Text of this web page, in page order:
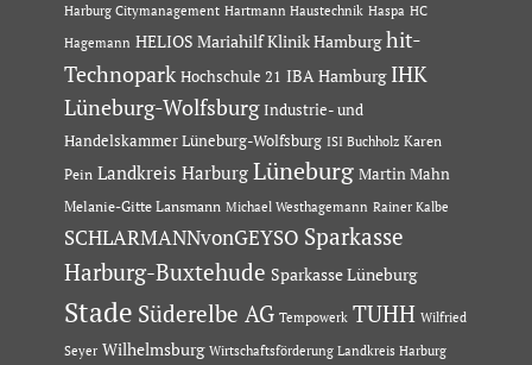
Harburg Citymanagement Hartmann Haustechnik Haspa HC
Hagemann HELIOS Mariahilf Klinik Hamburg hit-
Technopark Hochschule 21 IBA Hamburg IHK
Lüneburg-Wolfsburg Industrie- und
Handelskammer Lüneburg-Wolfsburg ISI Buchholz Karen
Pein Landkreis Harburg Lüneburg Martin Mahn
Melanie-Gitte Lansmann Michael Westhagemann Rainer Kalbe
SCHLARMANNvonGEYSO Sparkasse
Harburg-Buxtehude Sparkasse Lüneburg
Stade Süderelbe AG Tempowerk TUHH Wilfried
Seyer Wilhelmsburg Wirtschaftsförderung Landkreis Harburg